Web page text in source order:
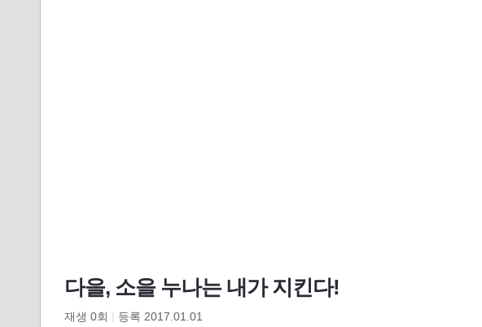
다을, 소을 누나는 내가 지킨다!
재생 0회 | 등록 2017.01.01